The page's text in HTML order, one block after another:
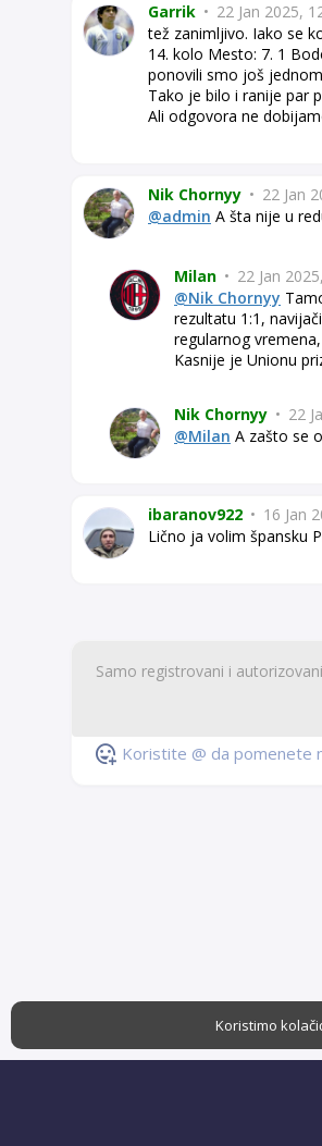
Garrik • 22 Jan 2025,
tež zanimljivo. Iako se
14. kolo Mesto: 7. 1
ponovili smo još
Tako je bilo i ranije par
Ali odgovora ne
Nik Chornyy • 22 Jan
@admin A šta nije u
Milan • 22 Jan
@Nik Chornyy
rezultatu 1:1,
regularnog
Kasnije je Unionu
Nik Chornyy • 22
@Milan A zašto se
ibaranov922 • 16 Jan
Lično ja volim špansku
Koristite @ da pomenete
Koristimo